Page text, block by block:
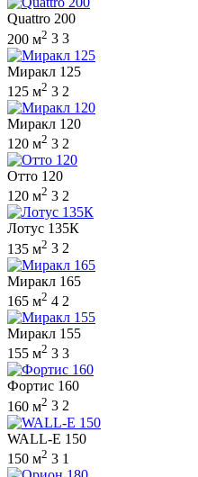
Quattro 200
200 м2 3 3
Миракл 125
125 м2 3 2
Миракл 120
120 м2 3 2
Отто 120
120 м2 3 2
Лотус 135К
135 м2 3 2
Миракл 165
165 м2 4 2
Миракл 155
155 м2 3 3
Фортис 160
160 м2 3 2
WALL-E 150
150 м2 3 1